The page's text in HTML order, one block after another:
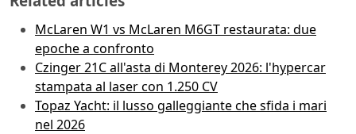
McLaren W1 vs McLaren M6GT restaurata: due
epoche a confronto
Czinger 21C all'asta di Monterey 2026: l'hypercar
stampata al laser con 1.250 CV
Topaz Yacht: il lusso galleggiante che sfida i mari
nel 2026